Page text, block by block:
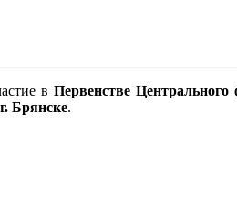
вПервенстве Центрального
г. Брянске.